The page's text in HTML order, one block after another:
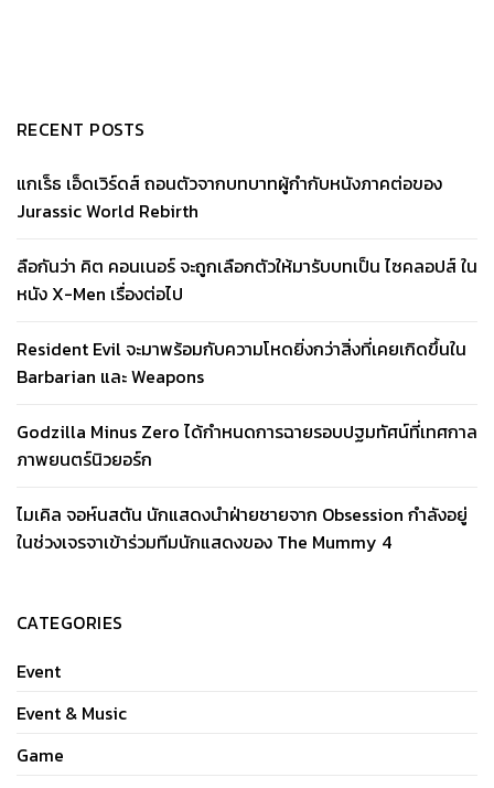
RECENT POSTS
แกเร็ธ เอ็ดเวิร์ดส์ ถอนตัวจากบทบาทผู้กำกับหนังภาคต่อของ
Jurassic World Rebirth
ลือกันว่า คิต คอนเนอร์ จะถูกเลือกตัวให้มารับบทเป็น ไซคลอปส์ ใน
หนัง X-Men เรื่องต่อไป
Resident Evil จะมาพร้อมกับความโหดยิ่งกว่าสิ่งที่เคยเกิดขึ้นใน
Barbarian และ Weapons
Godzilla Minus Zero ได้กำหนดการฉายรอบปฐมทัศน์ที่เทศกาล
ภาพยนตร์นิวยอร์ก
ไมเคิล จอห์นสตัน นักแสดงนำฝ่ายชายจาก Obsession กำลังอยู่
ในช่วงเจรจาเข้าร่วมทีมนักแสดงของ The Mummy 4
CATEGORIES
Event
Event & Music
Game